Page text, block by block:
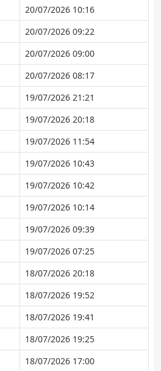
20/07/2026 10:16
20/07/2026 09:22
20/07/2026 09:00
20/07/2026 08:17
19/07/2026 21:21
19/07/2026 20:18
19/07/2026 11:54
19/07/2026 10:43
19/07/2026 10:42
19/07/2026 10:14
19/07/2026 09:39
19/07/2026 07:25
18/07/2026 20:18
18/07/2026 19:52
18/07/2026 19:41
18/07/2026 19:25
18/07/2026 17:00